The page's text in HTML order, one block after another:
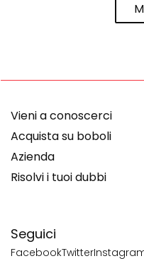
Seguici
FacebookTwitter
Vieni a conoscerci
Acquista su boboli
Azienda
Risolvi i tuoi dubbi